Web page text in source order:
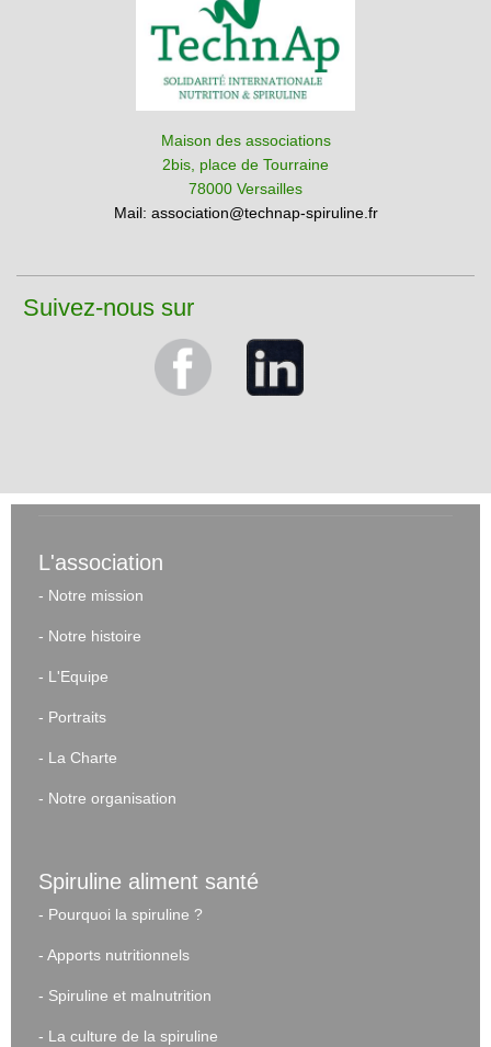
Maison des associations
2bis, place de Tourraine
78000 Versailles
Mail: association@technap-spiruline.fr
Suivez-nous sur
L'association
- Notre mission
- Notre histoire
- L'Equipe
- Portraits
- La Charte
- Notre organisation
Spiruline aliment santé
- Pourquoi la spiruline ?
- Apports nutritionnels
- Spiruline et malnutrition
- La culture de la spiruline